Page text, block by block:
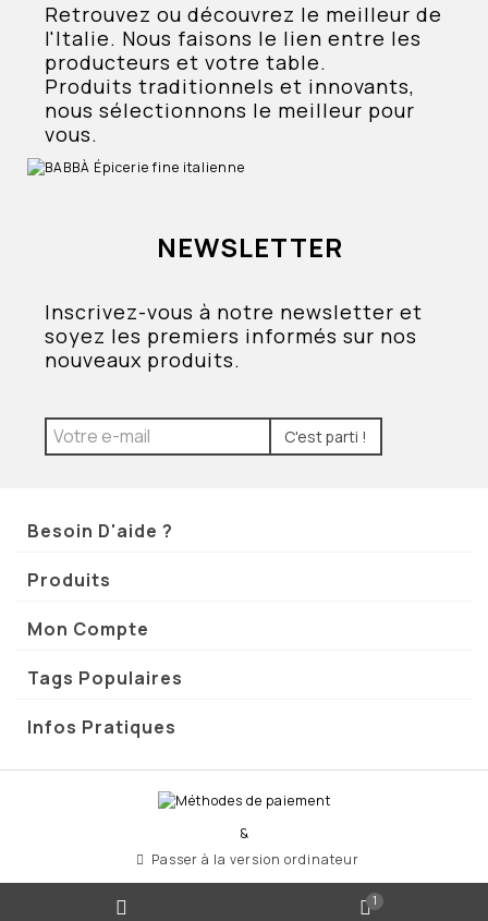
Retrouvez ou découvrez le meilleur de
l'Italie. Nous faisons le lien entre les
producteurs et votre table.
Produits traditionnels et innovants,
nous sélectionnons le meilleur pour
vous.
NEWSLETTER
Inscrivez-vous à notre newsletter et
soyez les premiers informés sur nos
nouveaux produits.
C'est parti !
Besoin D'aide ?
Produits
Mon Compte
Tags Populaires
Infos Pratiques
&
Passer à la version ordinateur
1